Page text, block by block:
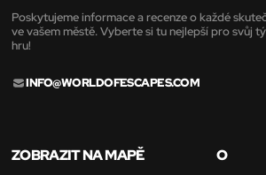
Poskytujeme informace a recenze o každé
ve vašem městě. Vyberte si tu nejlepší pro svůj
hru!
INFO@WORLDOFESCAPES.COM
ZOBRAZIT NA MAPĚ
O